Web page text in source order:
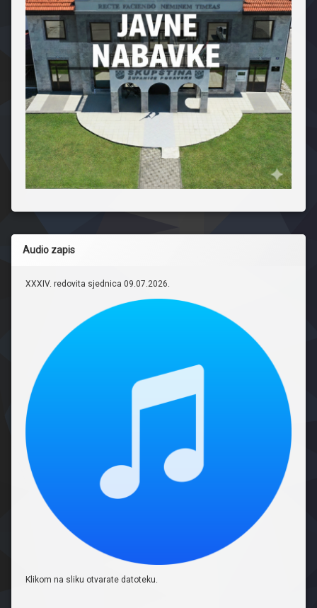
Audio zapis
XXXIV. redovita sjednica 09.07.2026.
Klikom na sliku otvarate datoteku.